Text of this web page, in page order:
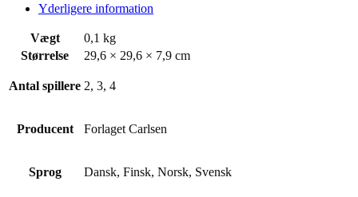
Yderligere information
Vægt
0,1 kg
Størrelse
29,6 × 29,6 × 7,9 cm
Antal spillere 2, 3, 4
Producent Forlaget Carlsen
Sprog Dansk, Finsk, Norsk, Svensk